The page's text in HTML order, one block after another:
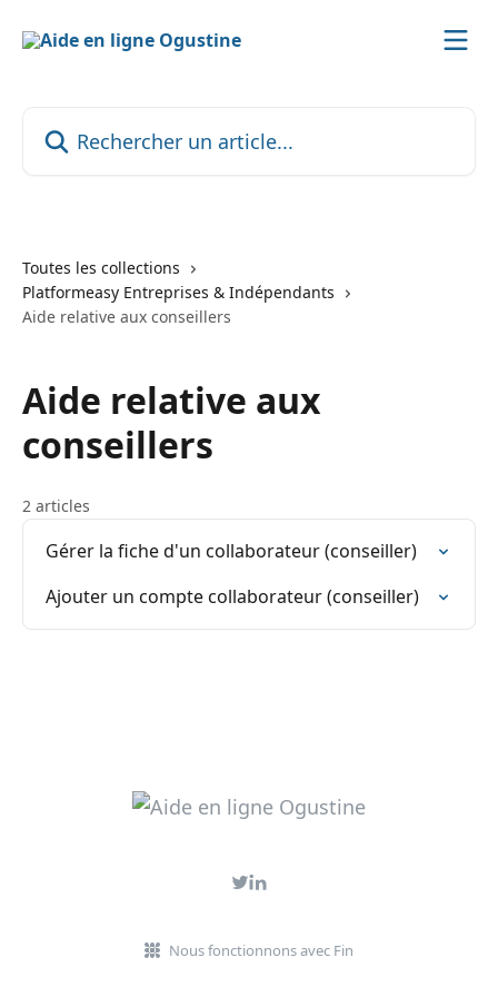
Toutes les collections
Platformeasy Entreprises & Indépendants
Aide relative aux conseillers
Aide relative aux
conseillers
2 articles
Gérer la fiche d'un collaborateur (conseiller)
Ajouter un compte collaborateur (conseiller)
Nous fonctionnons avec Fin